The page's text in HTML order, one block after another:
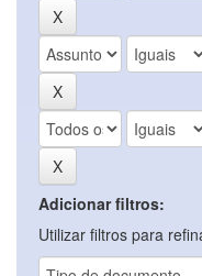
Adicionar filtros:
Utilizar filtros para